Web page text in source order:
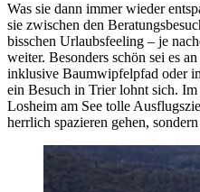
Was sie dann immer wieder
sie zwischen den
bisschen Urlaubsfeeling – je
weiter. Besonders schön sei es
inklusive Baumwipfelpfad oder
ein Besuch in Trier lohnt sich.
Losheim am See tolle
herrlich spazieren gehen,